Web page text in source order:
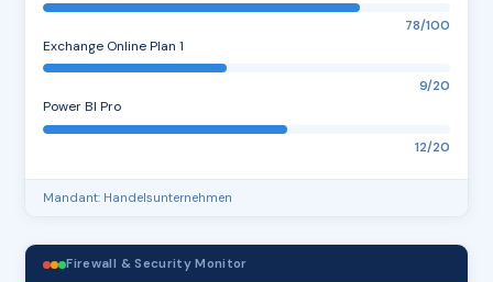
78/100
Exchange Online Plan 1
9/20
Power BI Pro
12/20
Mandant: Handelsunternehmen
Firewall & Security Monitor